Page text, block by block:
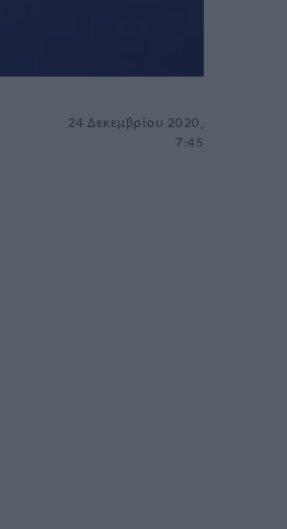
24 Δεκεμβρίου 2020,
7:45